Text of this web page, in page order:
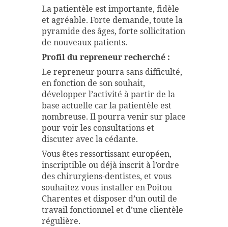
La patientèle est importante, fidèle
et agréable. Forte demande, toute la
pyramide des âges, forte sollicitation
de nouveaux patients.
Profil du repreneur recherché :
Le repreneur pourra sans difficulté,
en fonction de son souhait,
développer l’activité à partir de la
base actuelle car la patientèle est
nombreuse. Il pourra venir sur place
pour voir les consultations et
discuter avec la cédante.
Vous êtes ressortissant européen,
inscriptible ou déjà inscrit à l’ordre
des chirurgiens-dentistes, et vous
souhaitez vous installer en Poitou
Charentes et disposer d’un outil de
travail fonctionnel et d’une clientèle
régulière.